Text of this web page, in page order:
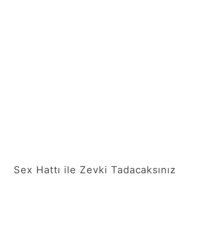
Sex Hattı ile Zevki Tadacaksınız